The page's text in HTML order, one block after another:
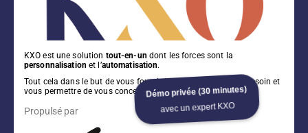
Démo privée (30 minutes)
avec un expert KXO
KXO est une solution tout-en-undont les forces sont la
personnalisationet l’automatisation.
Tout cela dans le but de vous fournir l’outil dont vous avez besoin et
vous permettre de vous concentrer sur votre activité !
Propulsé par